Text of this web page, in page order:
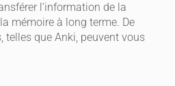
l’information de la
mémoire à long terme. De
telles que Anki, peuvent vous